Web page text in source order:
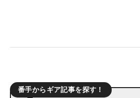
番手からギア記事を探す！